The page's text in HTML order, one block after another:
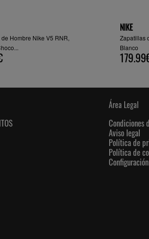
Hombre Nike V5 RNR,
NIKE
Zapatillas
Blanco
Área Legal
Condiciones
Aviso legal
Política de
Política de